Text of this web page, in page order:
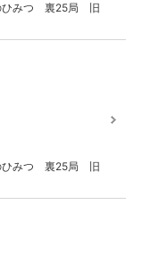
ひみつ 裏25局 旧
ひみつ 裏25局 旧